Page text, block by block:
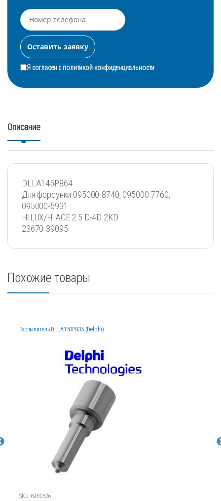
Я согласен сполитикой конфиденциальности
Описание
DLLA145P864
Для форсунки 095000-8740, 095000-7760,
095000-5931
HILUX/HIACE 2.5 D-4D 2KD
23670-39095
Похожие товары
Распылитель DLLA150P835 (Delphi)
SKU: 6980526